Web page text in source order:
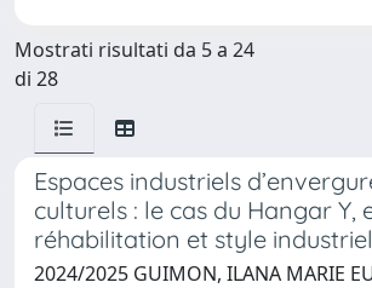
Mostrati risultati da 5 a 24
di 28
Espaces industriels
culturels : le cas du Hangar Y,
réhabilitation et style industriel
2024/2025 GUIMON, ILANA MARIE